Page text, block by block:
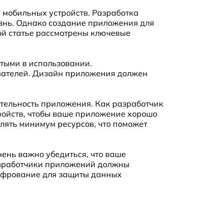
устройств. Разработка
Однако создание приложения для
статье рассмотрены ключевые
в использовании.
Дизайн приложения должен
приложения. Как разработчик
чтобы ваше приложение хорошо
минимум ресурсов, что поможет
важно убедиться, что ваше
приложений должны
для защиты данных